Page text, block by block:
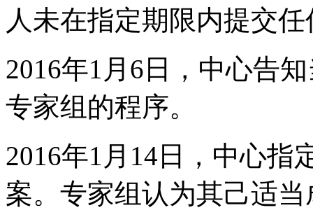
人未在指定期限内提交
2016年1月6日，中心告
专家组的程序。
2016年1月14日，中心指
案。专家组认为其己适